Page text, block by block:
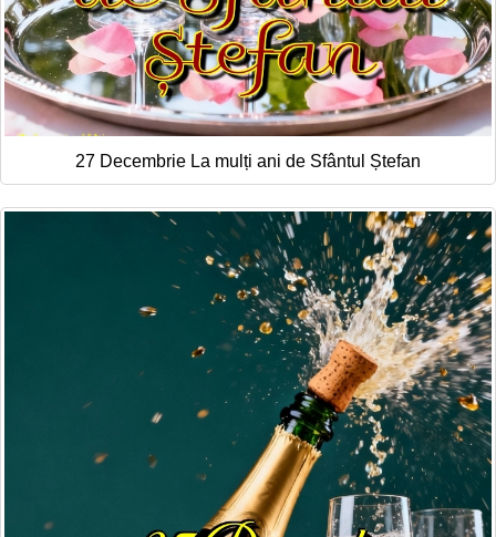
27 Decembrie La mulți ani de Sfântul Ștefan